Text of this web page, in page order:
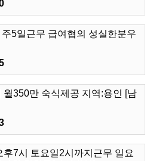
5일근무 급여협의 성실한분우
350만 숙식제공 지역:용인 [남
7시 토요일2시까지근무 일요